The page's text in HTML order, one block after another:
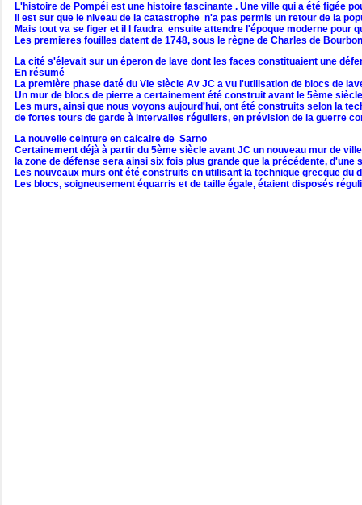
L'histoire de Pompéi est une histoire fascinante . Une ville qui a été
Il est sur que le niveau de la catastrophe n'a pas permis un retour de la
Mais tout va se figer et il l faudra ensuite attendre l'époque moderne
Les premieres fouilles datent de 1748, sous le règne de Charles de
La cité s'élevait sur un éperon de lave dont les faces constituaient une
En résumé
La première phase daté du VIe siècle Av JC a vu l'utilisation de blocs de
Un mur de blocs de pierre a certainement été construit avant le 5ème
Les murs, ainsi que nous voyons aujourd'hui, ont été construits selon la
de fortes tours de garde à intervalles réguliers, en prévision de la guerre
La nouvelle ceinture en calcaire de Sarno
Certainement déjà à partir du 5ème siècle avant JC un nouveau mur de
la zone de défense sera ainsi six fois plus grande que la précédente,
Les nouveaux murs ont été construits en utilisant la technique grecque
Les blocs, soigneusement équarris et de taille égale, étaient disposés